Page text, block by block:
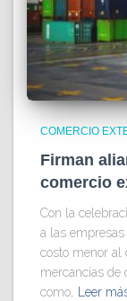
COMERCIO
Firman
comercio
Con la
a las empresas
costo menor al
mercancías de
como, Leer